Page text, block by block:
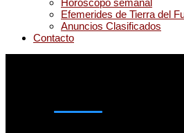
Horóscopo semanal
Efemerides de Tierra del
Anuncios Clasificados
Contacto